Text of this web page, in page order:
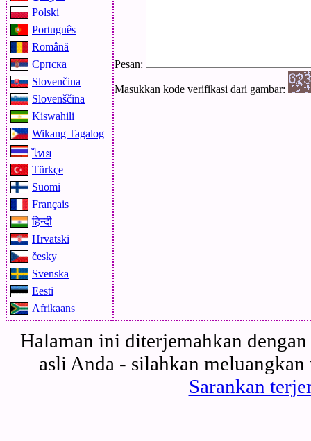
Polski
Português
Română
Српска
Slovenčina
Slovenščina
Kiswahili
Wikang Tagalog
ไทย
Türkçe
Suomi
Français
हिन्दी
Hrvatski
česky
Svenska
Eesti
Afrikaans
Pesan:
Masukkan kode verifikasi dari gambar:
Halaman ini diterjemahkan
asli Anda - silahkan
Sarankan